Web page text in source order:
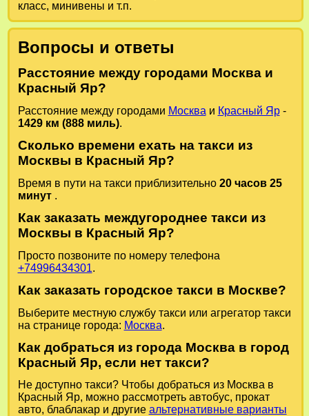
класс, минивены и т.п.
Вопросы и ответы
Расстояние между городами Москва и
Красный Яр?
Расстояние между городами Москва и Красный Яр-
1429 км (888 миль).
Сколько времени ехать на такси из
Москвы в Красный Яр?
Время в пути на такси приблизительно 20 часов 25
минут .
Как заказать междугороднее такси из
Москвы в Красный Яр?
Просто позвоните по номеру телефона
+74996434301.
Как заказать городское такси в Москве?
Выберите местную службу такси или агрегатор такси
на странице города: Москва.
Как добраться из города Москва в город
Красный Яр, если нет такси?
Не доступно такси? Чтобы добраться из Москва в
Красный Яр, можно рассмотреть автобус, прокат
авто, блаблакар и другие альтернативные варианты